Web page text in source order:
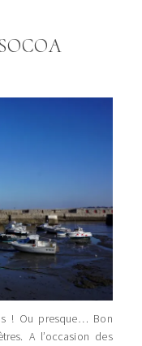
! Ou presque… Bon
A l’occasion des